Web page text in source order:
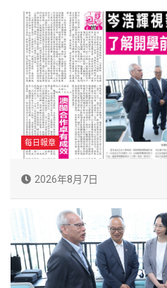
每日報章
2026年8月7日